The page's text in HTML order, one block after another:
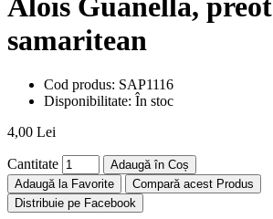
samaritean
Cod produs: SAP1116
Disponibilitate: În stoc
4,00 Lei
Cantitate
Adaugă în Coș
Adaugă la Favorite
Compară acest Produs
Distribuie pe Facebook